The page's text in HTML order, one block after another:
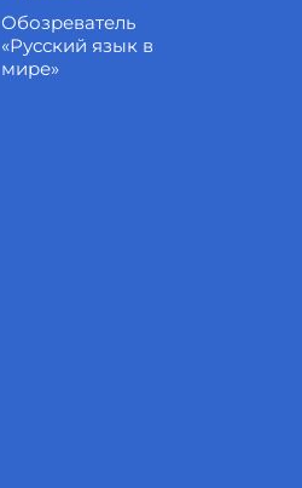
Обозреватель
«Русский язык в
мире»